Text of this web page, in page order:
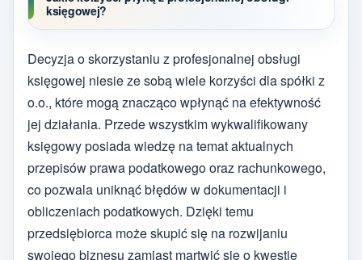
księgowej?
Decyzja o skorzystaniu z profesjonalnej obsługi
księgowej niesie ze sobą wiele korzyści dla spółki z
o.o., które mogą znacząco wpłynąć na efektywność
jej działania. Przede wszystkim wykwalifikowany
księgowy posiada wiedzę na temat aktualnych
przepisów prawa podatkowego oraz rachunkowego,
co pozwala uniknąć błędów w dokumentacji i
obliczeniach podatkowych. Dzięki temu
przedsiębiorca może skupić się na rozwijaniu
swojego biznesu zamiast martwić się o kwestie